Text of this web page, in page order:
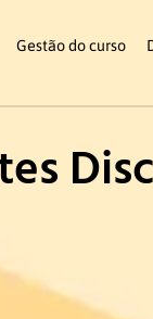
Gestão do curso